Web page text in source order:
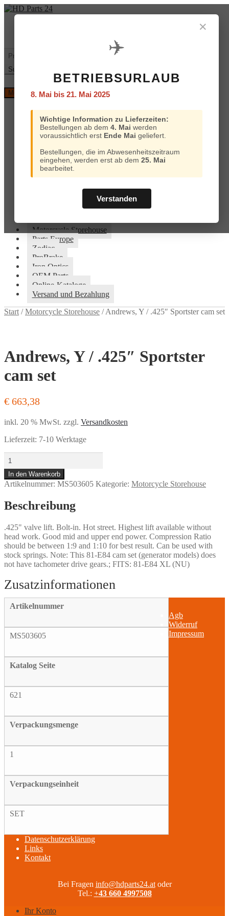
✕
✈️
BETRIEBSURLAUB
8. Mai bis 21. Mai 2025
Wichtige Information zu Lieferzeiten:
Bestellungen ab dem 4. Mai werden
voraussichtlich erst Ende Mai geliefert.
Bestellungen, die im Abwesenheitszeitraum
eingehen, werden erst ab dem 25. Mai
bearbeitet.
Verstanden
Zur
Navigation
Zum
Inhalt
Suchen
nach:
Suchen
und
Menü
Home
Custom Chrome
Motorcycle Storehouse
Parts Europe
Zodiac
ProBrake
Iron Optics
OEM Parts
Versand und Bezahlung
Motorcycle Storehouse
Parts Europe
Zodiac
ProBrake
Iron Optics
OEM Parts
Online-Kataloge
Versand und Bezahlung
Start/Motorcycle Storehouse /Andrews, Y / .425″ Sportster cam set
Andrews, Y / .425″ Sportster
cam set
€ 663,38
inkl. 20 % MwSt. zzgl. Versandkosten
Lieferzeit: 7-10 Werktage
Andrews,
Y
.425"
cam
set
In den Warenkorb
Artikelnummer: MS503605 Kategorie: Motorcycle Storehouse
Beschreibung
.425" valve lift. Bolt-in. Hot street. Highest lift available without
head work. Good mid and upper end power. Compression Ratio
should be between 1:9 and 1:10 for best result. Can be used with
stock springs. Note: This 81-E84 cam set (generator models) does
not have tachometer drive gears.; FITS: 81-E84 XL (NU)
Artikelnummer
MS503605
Katalog Seite
621
Verpackungsmenge
1
Verpackungseinheit
SET
Agb
Widerruf
Impressum
Datenschutzerklärung
Links
Kontakt
Bei Fragen info@hdparts24.atoder
Tel.: +43 660 4997508
Ihr Konto